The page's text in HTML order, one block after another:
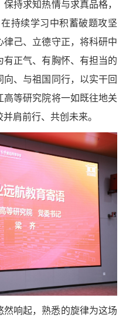
持求知热情与求真品格，
在持续学习中积蓄破题攻坚
己、立德守正，将科研中
正气、有胸怀、有担当的
、与祖国同行，以实干回
等研究院将一如既往地关
肩前行、共创未来。
然响起，熟悉的旋律为这场